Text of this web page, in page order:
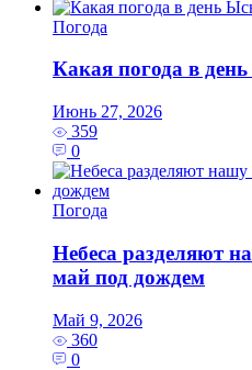
Погода
Какая погода в
Июнь 27, 2026
359
0
Погода
Небеса разделяют
май под дождем
Май 9, 2026
360
0